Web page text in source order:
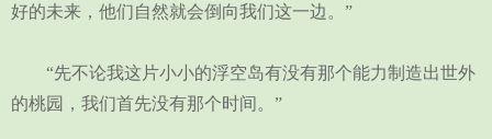
好的未来，他们自然就会倒向我们这一边。”
“先不论我这片小小的浮空岛有没有那个能力制造出世外
的桃园，我们首先没有那个时间。”